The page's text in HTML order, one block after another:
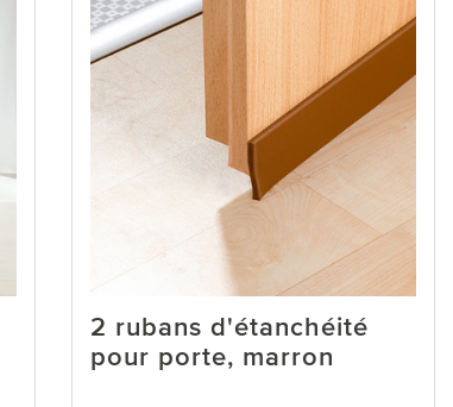
2 rubans d'étanchéité
pour porte, marron